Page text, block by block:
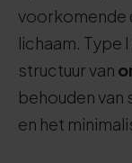
voorkomende
lichaam. Type
structuur van
behouden
en het